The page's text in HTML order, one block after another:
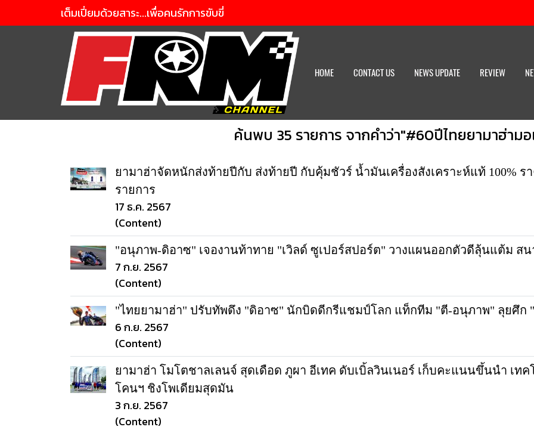
เต็มเปี่ยมด้วยสาระ...เพื่อคนรักการขับขี่
HOME CONTACT US NEWS UPDATE REVIEW
ค้นพบ 35 รายการ จากคำว่า"#60ปีไทยยามาฮ่าม
ยามาฮ่าจัดหนักส่งท้ายปีกับ ส่งท้ายปี กับคุ้มชัวร์ น้ำมันเครื่องสังเคราะห์แท้ 100% ร
รายการ
17 ธ.ค. 2567
(Content)
"อนุภาพ-ดิอาซ" เจองานท้าทาย "เวิลด์ ซูเปอร์สปอร์ต" วางแผนออกตัวดีลุ้นแต้ม สน
7 ก.ย. 2567
(Content)
"ไทยยามาฮ่า" ปรับทัพดึง "ดิอาซ" นักบิดดีกรีแชมป์โลก แท็กทีม "ตี-อนุภาพ" ลุยศึก "
6 ก.ย. 2567
(Content)
ยามาฮ่า โมโตชาลเลนจ์ สุดเดือด ภูผา อีเทค ดับเบิ้ลวินเนอร์ เก็บคะแนนขึ้นนำ เ
โคนฯ ชิงโพเดียมสุดมัน
3 ก.ย. 2567
(Content)